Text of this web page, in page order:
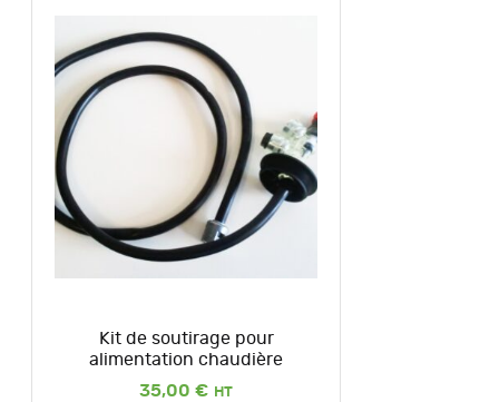
Kit de soutirage pour
alimentation chaudière
35,00 €